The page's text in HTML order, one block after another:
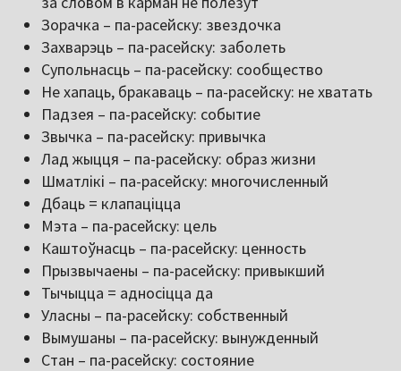
Зорачка – па-расейску: звездочка
Захварэць – па-расейску: заболеть
Супольнасць – па-расейску: сообщество
Не хапаць, бракаваць – па-расейску: не хватать
Падзея – па-расейску: событие
Звычка – па-расейску: привычка
Лад жыцця – па-расейску: образ жизни
Шматлікі – па-расейску: многочисленный
Дбаць = клапаціцца
Мэта – па-расейску: цель
Каштоўнасць – па-расейску: ценность
Прызвычаены – па-расейску: привыкший
Тычыцца = адносіцца да
Уласны – па-расейску: собственный
Вымушаны – па-расейску: вынужденный
Стан – па-расейску: состояние